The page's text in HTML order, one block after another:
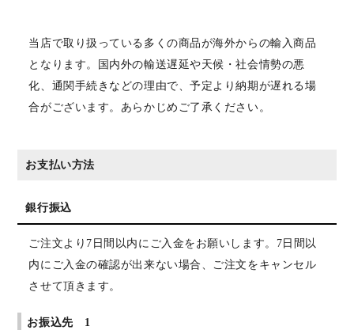
当店で取り扱っている多くの商品が海外からの輸入商品
となります。国内外の輸送遅延や天候・社会情勢の悪
化、通関手続きなどの理由で、予定より納期が遅れる場
合がございます。あらかじめご了承ください。
お支払い方法
銀行振込
ご注文より7日間以内にご入金をお願いします。7日間以
内にご入金の確認が出来ない場合、ご注文をキャンセル
させて頂きます。
お振込先 1